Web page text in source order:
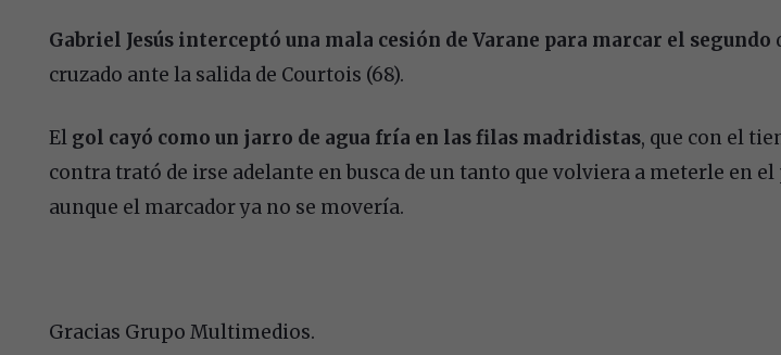
Gabriel Jesús interceptó una mala cesión de Varane para marcar el segundo
cruzado ante la salida de Courtois (68).
El gol cayó como un jarro de agua fría en las filas madridistas, que con el
contra trató de irse adelante en busca de un tanto que volviera a meterle en
aunque el marcador ya no se movería.
Gracias Grupo Multimedios.